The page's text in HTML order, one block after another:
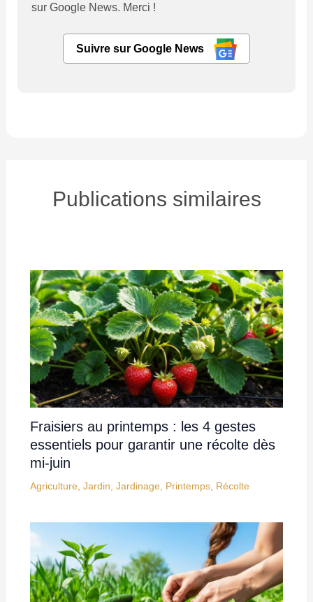
sur Google News. Merci !
Suivre sur Google News
Publications similaires
Fraisiers au printemps : les 4 gestes
essentiels pour garantir une récolte dès
mi-juin
Agriculture Jardin Jardinage Printemps, Récolte